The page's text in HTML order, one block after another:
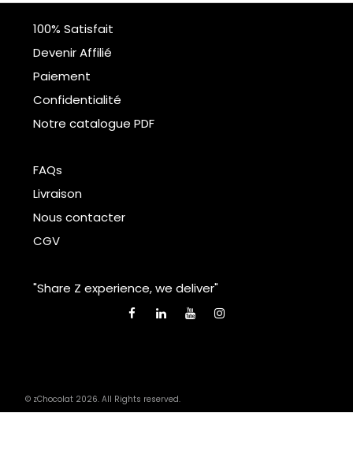
100% Satisfait
Devenir Affilié
Paiement
Confidentialité
Notre catalogue PDF
FAQs
Livraison
Nous contacter
CGV
"Share Z experience, we deliver"
© zChocolat 2026. All Rights reserved.